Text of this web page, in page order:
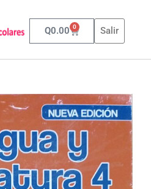
Q0.00 0 Salir